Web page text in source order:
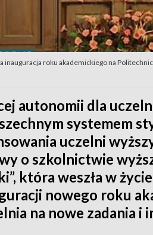
inauguracja roku akademickiego na
autonomii dla
systemem
uczelni
o szkolnictwie
która weszła w
nowego roku
na nowe zadania i